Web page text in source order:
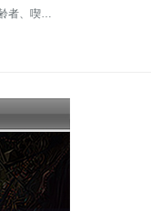
適用人の群れ：大人、高齢者、喫煙者、口腔敏感人、妊娠出産婦、携帯旅行